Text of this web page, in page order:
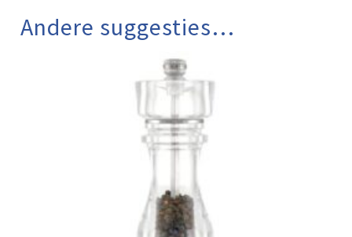
Andere suggesties…